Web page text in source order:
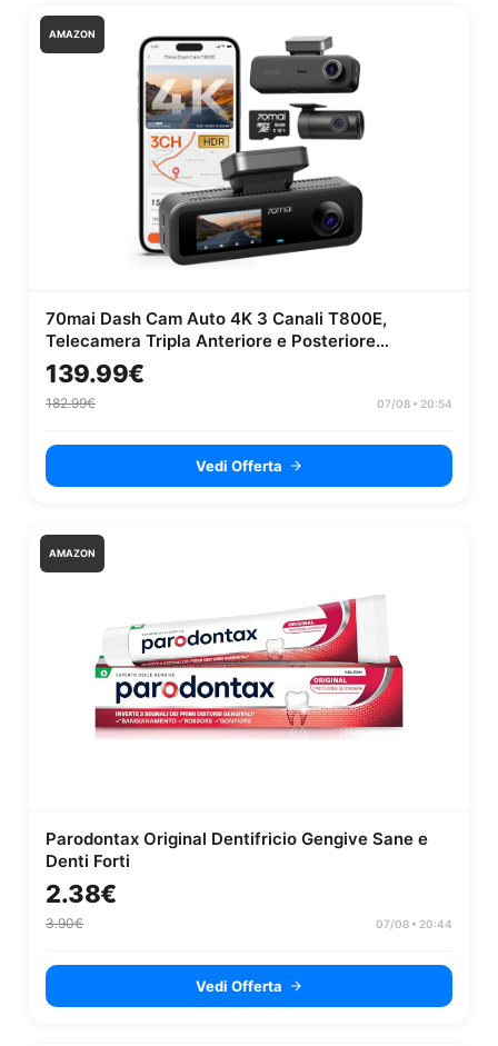
AMAZON
70mai Dash Cam Auto 4K 3 Canali T800E,
Telecamera Tripla Anteriore e Posteriore
4K+1080P+1080P, HDR, Visione Notturna...
139.99€
182.99€ 07/08 • 20:54
Vedi Offerta
AMAZON
Parodontax Original Dentifricio Gengive Sane e
Denti Forti
2.38€
3.90€ 07/08 • 20:44
Vedi Offerta